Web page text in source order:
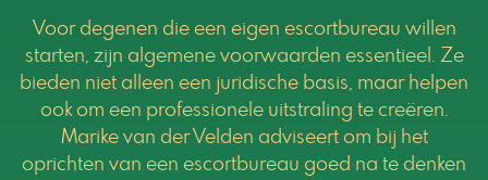
Voor degenen die een eigen escortbureau willen
starten, zijn algemene voorwaarden essentieel. Ze
bieden niet alleen een juridische basis, maar helpen
ook om een professionele uitstraling te creëren.
Marike van der Velden adviseert om bij het
oprichten van een escortbureau goed na te denken